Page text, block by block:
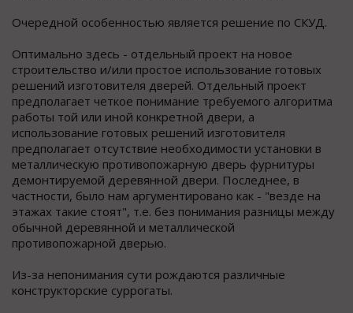
Очередной особенностью является решение по СКУД.
Оптимально здесь - отдельный проект на новое
строительство и/или простое использование готовых
решений изготовителя дверей. Отдельный проект
предполагает четкое понимание требуемого алгоритма
работы той или иной конкретной двери, а
использование готовых решений изготовителя
предполагает отсутствие необходимости установки в
металлическую противопожарную дверь фурнитуры
демонтируемой деревянной двери. Последнее, в
частности, было нам аргументировано как - "везде на
этажах такие стоят", т.е. без понимания разницы между
обычной деревянной и металлической
противопожарной дверью.
Из-за непонимания сути рождаются различные
конструкторские суррогаты.